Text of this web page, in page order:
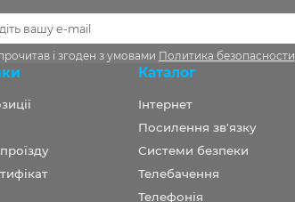
і згоден з умовами Политика безопасности
Каталог
Інтернет
Посилення зв'язку
Системи безпеки
Телебачення
Телефонія